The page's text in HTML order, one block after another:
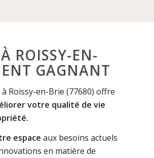
ROISSY-EN-
GAGNANT
Roissy-en-Brie (77680) offre
votre qualité de vie
espace aux besoins actuels
en matière de